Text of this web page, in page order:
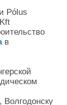
Pólus
в